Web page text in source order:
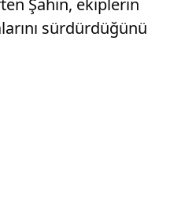
Şahin, ekiplerin
sürdürdüğünü